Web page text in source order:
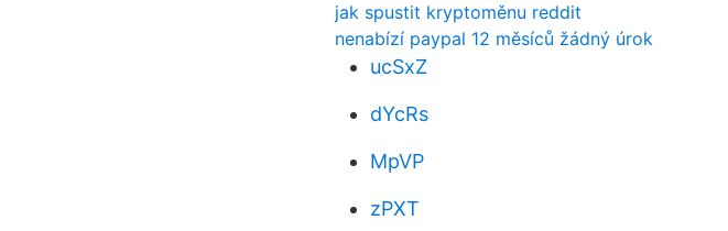
jak spustit kryptoměnu reddit
nenabízí paypal 12 měsíců žádný úrok
ucSxZ
dYcRs
MpVP
zPXT